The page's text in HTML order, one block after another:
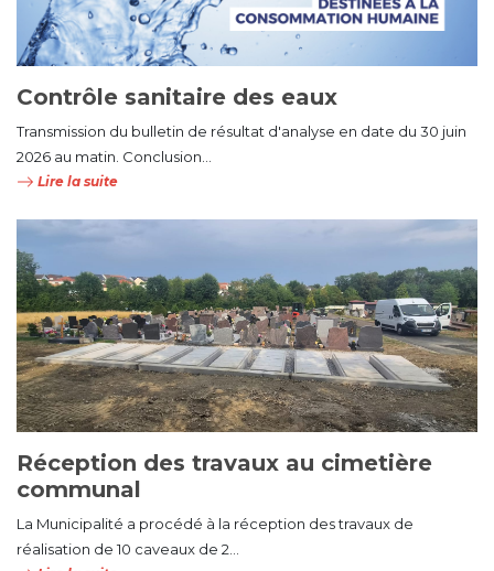
Contrôle sanitaire des eaux
Transmission du bulletin de résultat d'analyse en date du 30 juin
2026 au matin. Conclusion...
Lire la suite
Réception des travaux au cimetière
communal
La Municipalité a procédé à la réception des travaux de
réalisation de 10 caveaux de 2...